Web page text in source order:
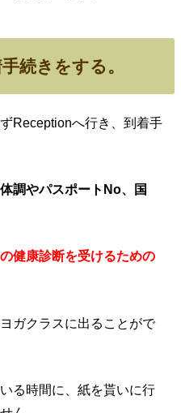
続きをする。
Receptionへ行き、到着手
調やパスポートNo、国
の健康診断を受けるための
ガクラスに出ることがで
る時間に、紙を貰いに行